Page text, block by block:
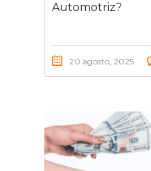
Automotriz?
20 agosto, 2025